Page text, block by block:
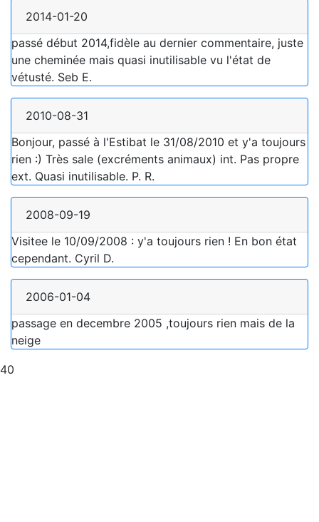
2014-01-20
passé début 2014,fidèle au dernier commentaire, juste
une cheminée mais quasi inutilisable vu l'état de
vétusté. Seb E.
2010-08-31
Bonjour, passé à l'Estibat le 31/08/2010 et y'a toujours
rien :) Très sale (excréments animaux) int. Pas propre
ext. Quasi inutilisable. P. R.
2008-09-19
Visitee le 10/09/2008 : y'a toujours rien ! En bon état
cependant. Cyril D.
2006-01-04
passage en decembre 2005 ,toujours rien mais de la
neige
40